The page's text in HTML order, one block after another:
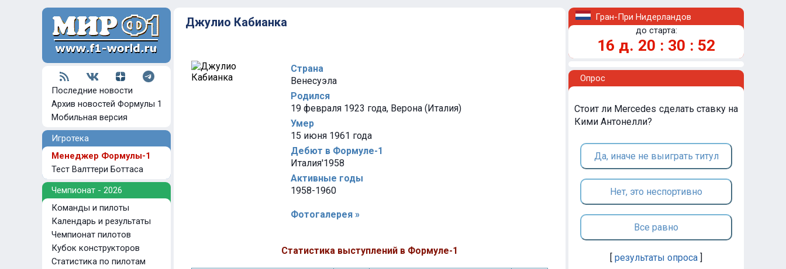
Последние новости
Архив новостей Формулы 1
Мобильная версия
Игротека
Менеджер Формулы-1
Тест Валттери Боттаса
Чемпионат - 2026
Команды и пилоты
Календарь и результаты
Чемпионат пилотов
Кубок конструкторов
Статистика по пилотам
Джулио Кабианка
Страна
Венесуэла
Родился
19 февраля 1923 года, Верона (Италия)
Умер
15 июня 1961 года
Дебют в Формуле-1
Италия'1958
Активные годы
1958-1960
Фотогалерея »
Статистика выступлений в Формуле-1
Гран-При Нидерландов
до старта:
16 д. 20 : 30 : 51
Опрос
Стоит ли Mercedes сделать ставку на
Кими Антонелли?
Да, иначе не выиграть титул
Нет, это неспортивно
Все равно
[ результаты опроса ]